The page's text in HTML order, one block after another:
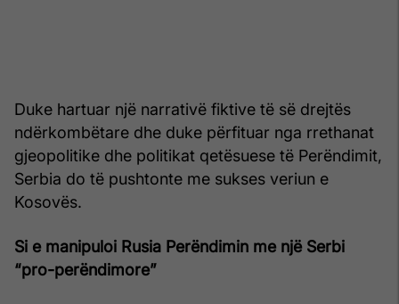
Duke hartuar një narrativë fiktive të së drejtës
ndërkombëtare dhe duke përfituar nga rrethanat
gjeopolitike dhe politikat qetësuese të Perëndimit,
Serbia do të pushtonte me sukses veriun e
Kosovës.
Si e manipuloi Rusia Perëndimin me një Serbi
“pro-perëndimore”